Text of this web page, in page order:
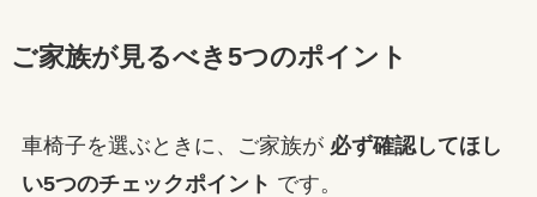
ご家族が見るべき5つのポイント
車椅子を選ぶときに、ご家族が 必ず確認してほし
い5つのチェックポイント です。